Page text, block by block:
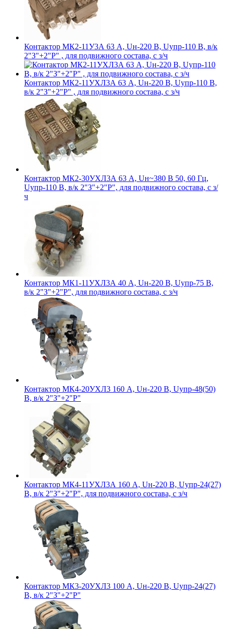
Контактор МК2-11У3А 63 А, Uн-220 В, Uупр-110 В, в/к
2"З"+2"Р" , для подвижного состава, с з/ч
Контактор МК2-11УХЛ3А 63 А, Uн-220 В, Uупр-110 В,
в/к 2"З"+2"Р" , для подвижного состава, с з/ч
Контактор МК2-30УХЛ3А 63 А, Uн~380 В 50, 60 Гц,
Uупр-110 В, в/к 2"З"+2"Р", для подвижного состава, с з/
ч
Контактор МК1-11УХЛ3А 40 А, Uн-220 В, Uупр-75 В,
в/к 2"З"+2"Р", для подвижного состава, с з/ч
Контактор МК4-20УХЛ3 160 А, Uн-220 В, Uупр-48(50)
В, в/к 2"З"+2"Р"
Контактор МК4-11УХЛ3А 160 А, Uн-220 В, Uупр-24(27)
В, в/к 2"З"+2"Р", для подвижного состава, с з/ч
Контактор МК3-20УХЛ3 100 А, Uн-220 В, Uупр-24(27)
В, в/к 2"З"+2"Р"